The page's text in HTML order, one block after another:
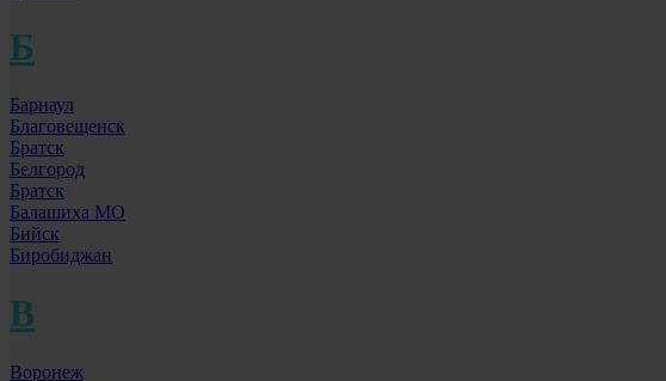
Б
Барнаул
Благовещенск
Братск
Белгород
Братск
Балашиха МО
Бийск
Биробиджан
В
Воронеж